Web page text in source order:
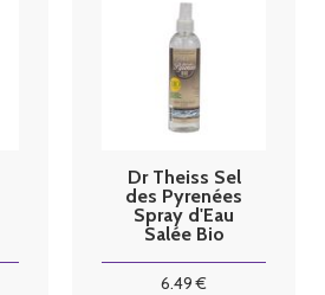
Dr Theiss Sel
des Pyrenées
Spray d'Eau
Salée Bio
6.49 €